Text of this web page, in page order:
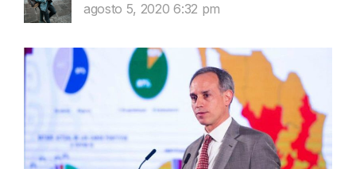
agosto 5, 2020 6:32 pm